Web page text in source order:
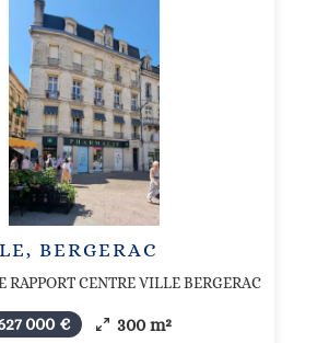
BERGERAC
RAPPORT CENTRE VILLE BERGERAC
000 € 300 m²